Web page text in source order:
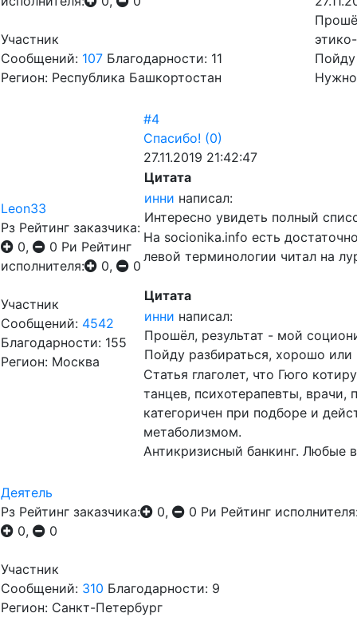
Участник
Сообщений: 107 Благодарности: 11
Регион: Республика Башкортостан
Пойду
Нужно
Leon33
Рз Рейтинг заказчика:
0,
0 Ри Рейтинг
исполнителя:
0, 0
Участник
Сообщений: 4542
Благодарности: 155
Регион: Москва
#4
Спасибо! (0)
27.11.2019 21:42:47
Цитата
инни написал:
Интересно увидеть полный
На socionika.info есть
левой терминологии читал на
Цитата
инни написал:
Прошёл, результат - мой
Пойду разбираться, хорошо или
Статья глаголет, что Гюго
танцев, психотерапевты, врачи,
категоричен при подборе и
метаболизмом.
Антикризисный банкинг. Любые
Деятель
Рз Рейтинг заказчика: 0, 0 Ри Рейтинг
0,
0
Участник
Сообщений: 310 Благодарности: 9
Регион: Санкт-Петербург